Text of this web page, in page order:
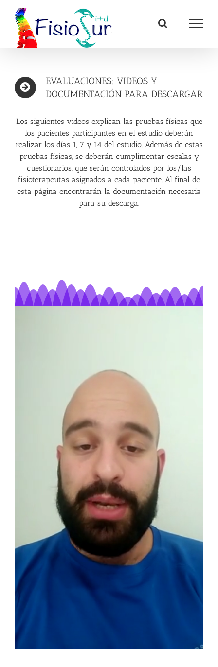
contenido
EVALUACIONES: VIDEOS Y
DOCUMENTACIÓN PARA DESCARGAR
Los siguientes videos explican las pruebas físicas que
los pacientes participantes en el estudio deberán
realizar los días 1, 7 y 14 del estudio. Además de estas
pruebas físicas, se deberán cumplimentar escalas y
cuestionarios, que serán controlados por los/las
fisioterapeutas asignados a cada paciente. Al final de
esta página encontrarán la documentación necesaria
para su descarga.